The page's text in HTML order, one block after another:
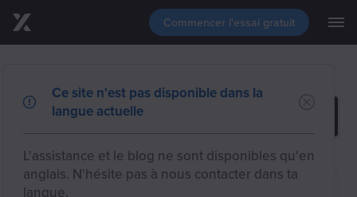
Commencer l'essai gratuit
Assistance
Évènements
Ce site n'est pas disponible dans la
langue actuelle
L'assistance et le blog ne sont disponibles qu'en
anglais. N'hésite pas à nous contacter dans ta
langue.
Select category